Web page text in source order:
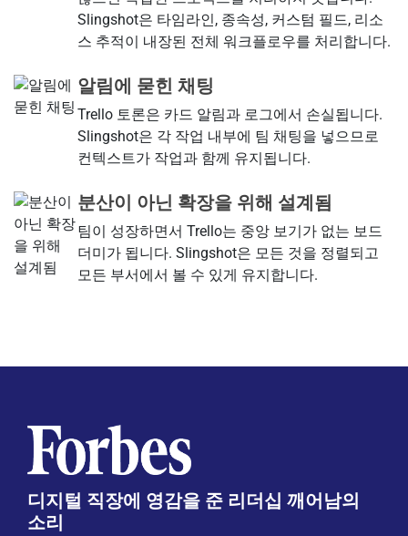
Slingshot은 타임라인, 종속성, 커스텀 필드, 리소
스 추적이 내장된 전체 워크플로우를 처리합니다.
알림에 묻힌 채팅
Trello 토론은 카드 알림과 로그에서 손실됩니다.
Slingshot은 각 작업 내부에 팀 채팅을 넣으므로
컨텍스트가 작업과 함께 유지됩니다.
분산이 아닌 확장을 위해 설계됨
팀이 성장하면서 Trello는 중앙 보기가 없는 보드
더미가 됩니다. Slingshot은 모든 것을 정렬되고
모든 부서에서 볼 수 있게 유지합니다.
디지털 직장에 영감을 준 리더십 깨어남의
소리